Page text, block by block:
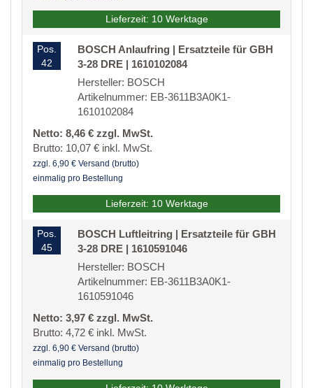
Lieferzeit: 10 Werktage
Pos.
42
BOSCH Anlaufring | Ersatzteile für GBH
3-28 DRE | 1610102084
Hersteller: BOSCH
Artikelnummer: EB-3611B3A0K1-
1610102084
Netto: 8,46 € zzgl. MwSt.
Brutto: 10,07 € inkl. MwSt.
zzgl. 6,90 € Versand (brutto)
einmalig pro Bestellung
Lieferzeit: 10 Werktage
Pos.
45
BOSCH Luftleitring | Ersatzteile für GBH
3-28 DRE | 1610591046
Hersteller: BOSCH
Artikelnummer: EB-3611B3A0K1-
1610591046
Netto: 3,97 € zzgl. MwSt.
Brutto: 4,72 € inkl. MwSt.
zzgl. 6,90 € Versand (brutto)
einmalig pro Bestellung